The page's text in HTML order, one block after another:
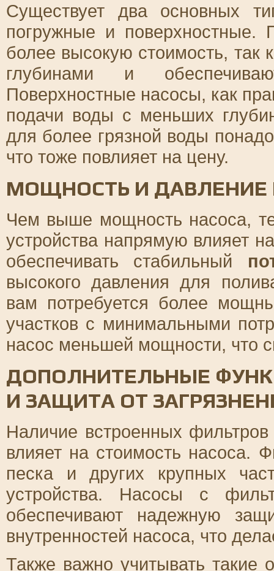
Существует два основных
погружные и
более высокую стоимость, так
глубинами и
Поверхностные насосы, как
подачи воды с меньших
для более грязной воды
что тоже повлияет на цену.
МОЩНОСТЬ И
Чем выше мощность насоса,
устройства напрямую влияет
обеспечивать стабильный
высокого давления для
вам потребуется более
участков с минимальными
насос меньшей мощности, что
ДОПОЛНИТЕЛЬНЫЕ
И ЗАЩИТА ОТ
Наличие встроенных
влияет на стоимость насоса.
песка и других крупных
устройства. Насосы с
обеспечивают надежную
внутренностей насоса, что
Также важно учитывать такие